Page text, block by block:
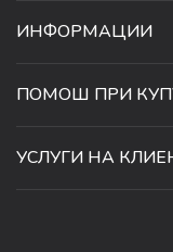
СКОПЈЕ,
070 231 608
ИНФОРМАЦИИ
СОРАБОТКИ
ПОМОШ ПРИ
УСЛУГИ НА
ПРАВО НА